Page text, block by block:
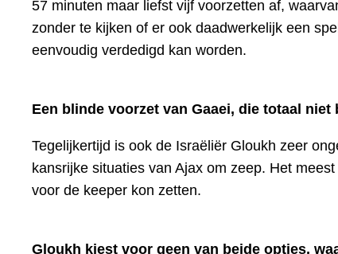
57 minuten maar liefst vijf voorzetten af,
zonder te kijken of er ook daadwerkelijk een
eenvoudig verdedigd kan worden.
Een blinde voorzet van Gaaei, die totaal
Tegelijkertijd is ook de Israëliër Gloukh zeer
kansrijke situaties van Ajax om zeep. Het
voor de keeper kon zetten.
Gloukh kiest voor geen van beide opties,